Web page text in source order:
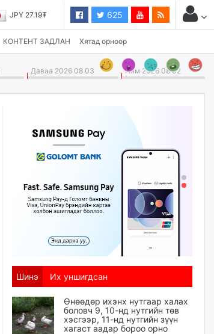
JPY 27.19₮ 625
КОНТЕНТ ЗАДЛАН Хятад орноор
Даваа 2026 08 03 Ням 2026 08 02
Шинэ Их уншигдсан
Өнөөдөр ихэнх нутгаар халах
боловч 9, 10-нд нутгийн төв
хэсгээр, 11-нд нутгийн зүүн
хагаст аадар бороо орно